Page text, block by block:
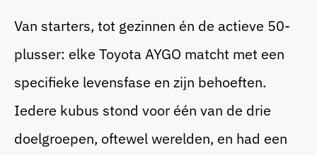
Van starters, tot gezinnen én de actieve 50-
plusser: elke Toyota AYGO matcht met een
specifieke levensfase en zijn behoeften.
Iedere kubus stond voor één van de drie
doelgroepen, oftewel werelden, en had een